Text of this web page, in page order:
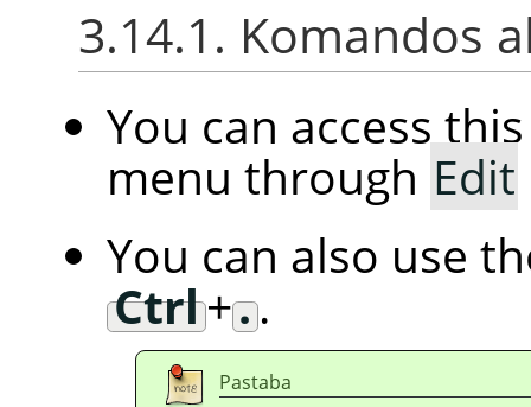
3.14.1. Komandos
You can access
menu through Edit
You can also use
Ctrl+..
Pastaba